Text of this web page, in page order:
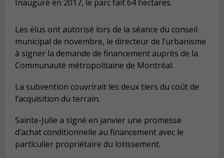
Inauguré en 2017, le parc fait 64 hectares.
Les élus ont autorisé lors de la séance du conseil
municipal de novembre, le directeur de l’urbanisme
à signer la demande de financement auprès de la
Communauté métropolitaine de Montréal.
La subvention couvrirait les deux tiers du coût de
l’acquisition du terrain.
Sainte-Julie a signé en janvier une promesse
d’achat conditionnelle au financement avec le
particulier propriétaire du lotissement.